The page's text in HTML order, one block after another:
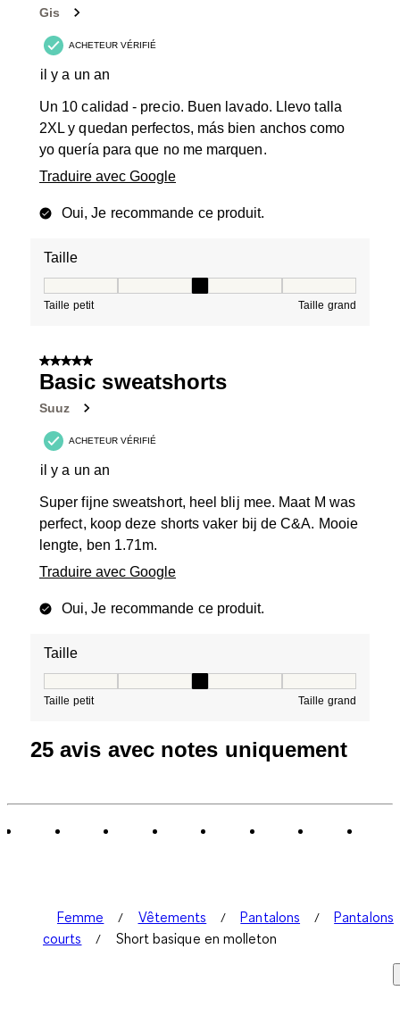
Gis
ACHETEUR VÉRIFIÉ
il y a un an
Un 10 calidad - precio. Buen lavado. Llevo talla
2XL y quedan perfectos, más bien anchos como
yo quería para que no me marquen.
Traduire avec Google
Oui, Je recommande ce produit.
Taille
Taille petit Taille grand
5 sur 5 étoiles.
Basic sweatshorts
Suuz
ACHETEUR VÉRIFIÉ
il y a un an
Super fijne sweatshort, heel blij mee. Maat M was
perfect, koop deze shorts vaker bij de C&A. Mooie
lengte, ben 1.71m.
Traduire avec Google
Oui, Je recommande ce produit.
Taille
Taille petit Taille grand
25 avis avec notes uniquement
Femme Vêtements Pantalons
Pantalons
courts
Short basique en molleton